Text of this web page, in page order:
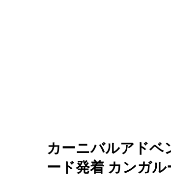
カーニバルアドベ
ード発着 カンガ